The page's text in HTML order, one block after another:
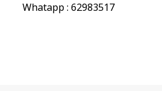
Whatapp : 62983517